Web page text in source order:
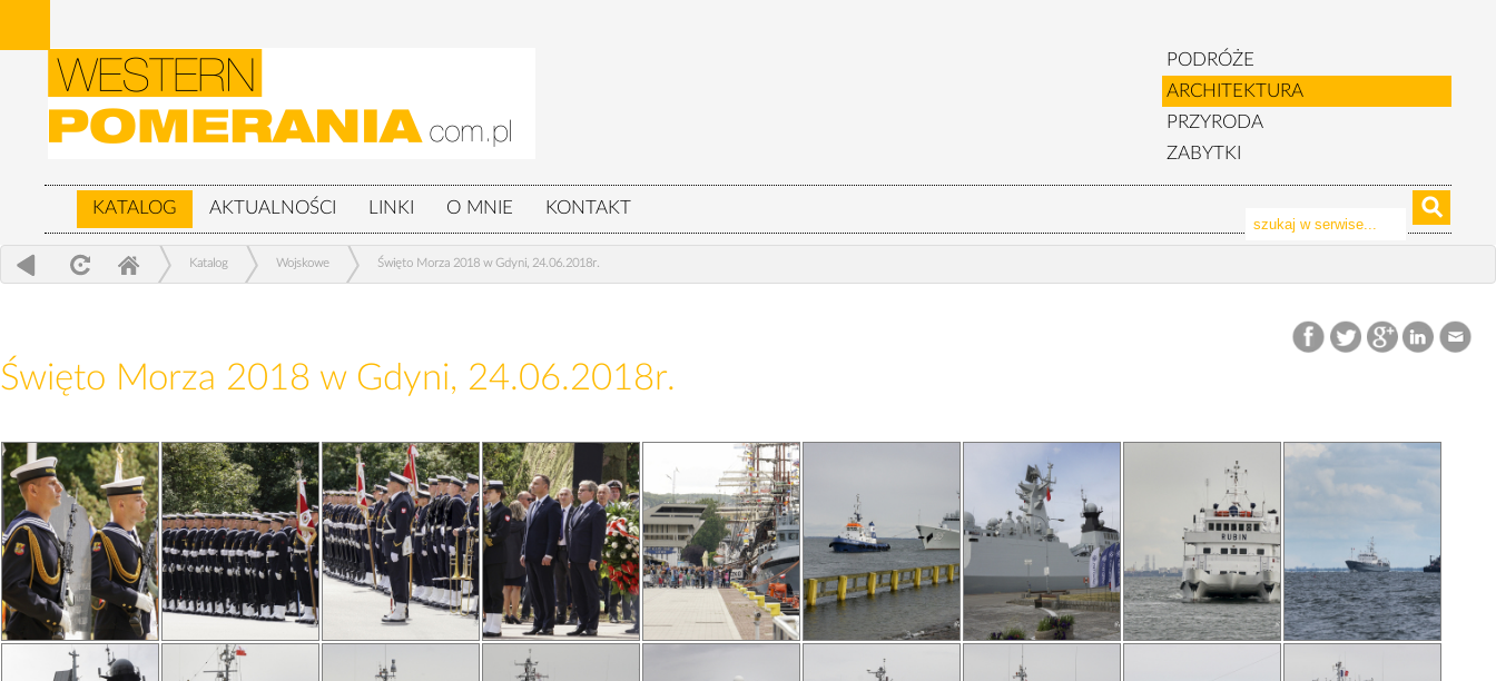
PODRÓŻE
ARCHITEKTURA
PRZYRODA
ZABYTKI
KATALOG AKTUALNOŚCI LINKI O MNIE KONTAKT
Katalog Wojskowe Święto Morza 2018 w Gdyni, 24.06.2018r.
Święto Morza 2018 w Gdyni, 24.06.2018r.